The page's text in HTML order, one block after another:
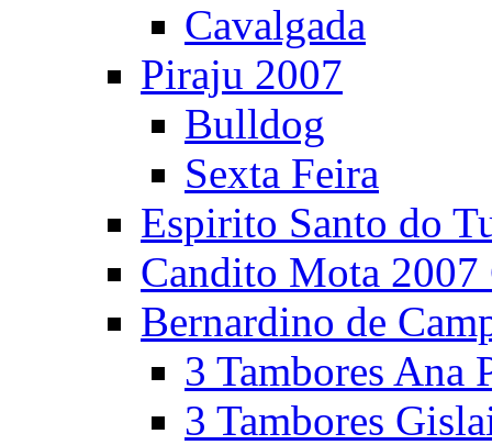
Cavalgada
Piraju 2007
Bulldog
Sexta Feira
Espirito Santo do
Candito Mota 2007
Bernardino de
3 Tambores Ana
3 Tambores